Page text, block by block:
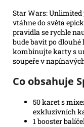
Star Wars:
vtáhne do světa
pravidla se rychle
bude bavit po
kombinujte karty s
soupeře v
Co obsahuje
50 karet s
exkluzivních
1 booster